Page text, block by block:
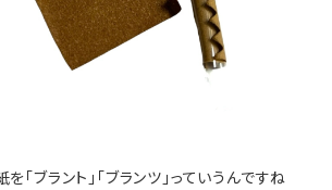
「ブラント」「ブランツ」っていうんですね